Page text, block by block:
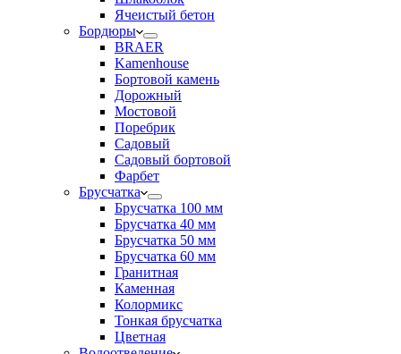
Ячеистый бетон
Бордюры
BRAER
Kamenhouse
Бортовой камень
Дорожный
Мостовой
Поребрик
Садовый
Садовый бортовой
Фарбет
Брусчатка
Брусчатка 100 мм
Брусчатка 40 мм
Брусчатка 50 мм
Брусчатка 60 мм
Гранитная
Каменная
Колормикс
Тонкая брусчатка
Цветная